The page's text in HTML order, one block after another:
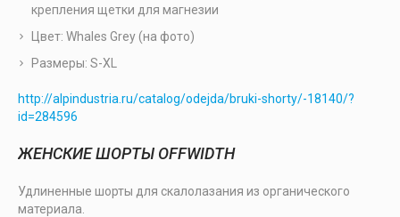
крепления щетки для магнезии
Цвет: Whales Grey (на фото)
Размеры: S-XL
http://alpindustria.ru/catalog/odejda/bruki-shorty/-18140/?
id=284596
ЖЕНСКИЕ ШОРТЫ OFFWIDTH
Удлиненные шорты для скалолазания из органического
материала.